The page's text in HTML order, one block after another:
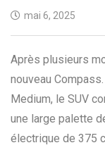
mai 6, 2025
Après plusieurs
nouveau
Medium, le SUV
une large palette
électrique de 375